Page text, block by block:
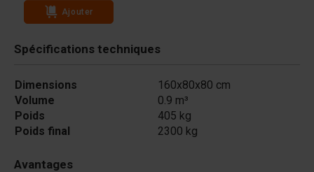
Ajouter
Spécifications techniques
Dimensions
160x80x80 cm
Volume
0.9 m³
Poids
405 kg
Poids final
2300 kg
Avantages